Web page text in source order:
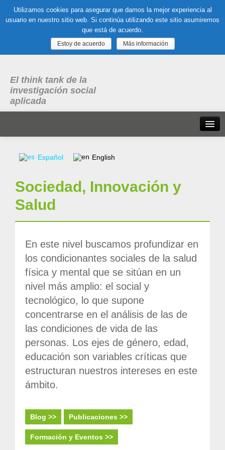
El think tank de la
investigación social
aplicada
Areas
de experiencia
Internacional, Sectores y Salud
Nuestra propuesta
Blog: Organización, Trabajo y Salud
Blog: Sociedad, Innovación y Salud
Blog: Internacional, Sectores y Salud
Formación
y eventos
Publicaciones
Publicaciones: Organización, Trabajo y Salud
Publicaciones: Sociedad, Innovación y Salud
Publicaciones: Internacional, Sectores y Salud
Español English
Sociedad, Innovación y
Salud
En este nivel buscamos profundizar en
los condicionantes sociales de la salud
física y mental que se sitúan en un
nivel más amplio: el social y
tecnológico, lo que supone
concentrarse en el análisis de las de
las condiciones de vida de las
personas. Los ejes de género, edad,
educación son variables críticas que
estructuran nuestros intereses en este
ámbito.
Blog >> Publicaciones >>
Formación y Eventos >>
Utilizamos cookies para asegurar que damos la mejor experiencia al
usuario en nuestro sitio web. Si continúa utilizando este sitio asumiremos
que está de acuerdo.
Estoy de acuerdo Más información